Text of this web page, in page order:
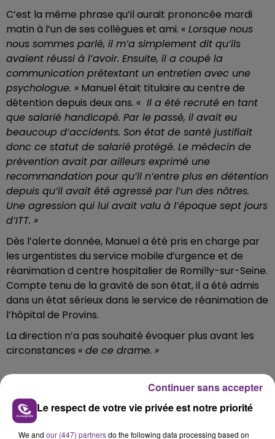
C’est la même phrase qu’il aurait prononcée mardi
matin à l’un de ses collègues et ami. « Lorsque nous
nous sommes parlé, il m’a simplement dit qu’ils
avaient réussi à l’avoir. Ensuite, il a coupé la
communication prétextant un entretien avec une
psychologue. » Manuel était titulaire au centre de
détention depuis deux ans. « Il a été recruté en tant
que salarié handicapé. Par le passé, il avait eu
beaucoup d’accidents. Son état de santé justifiait
donc ce statut de salarié protégé. Le médecin de
prévention avait par ailleurs exprimé une
recommandation pour qu’il n’entre plus en détention
depuis qu’il avait été agressé par l’un des nôtres.
Une agression qui lui avait valu à l’époque sept jours
d’ITT. »
Dès l’alerte donnée, Manuel a été pris en charge par
les urgentistes du service mobile d’urgence et de
réanimation d centre hospitalier de Romilly-sur-Seine.
Compte tenu de la gravité de son état, il a été admis
dans un état sérieux dans le service de réanimation de
l’hôpital de Provins.
La direction n’a pas souhaité évoquer plus avant les
circonstances « de ce drame. »
Le respect de votre vie privée est notre priorité
We and our (447) partnersdo the following data processing based on
Continuer sans accepter